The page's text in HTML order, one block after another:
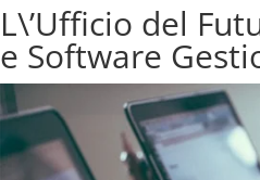
L\’Ufficio del
e Software